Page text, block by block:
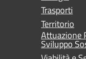
Trasporti
Territorio
Attuazione
Sviluppo